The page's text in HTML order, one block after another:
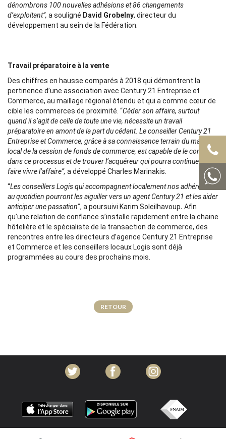
dénombrons 100 nouvelles adhésions et 86 changements
d’exploitant”, a souligné David Grobelny, directeur du
développement au sein de la Fédération.
Travail préparatoire à la vente
Des chiffres en hausse comparés à 2018 qui démontrent la
pertinence d’une association avec Century 21 Entreprise et
Commerce, au maillage régional étendu et qui a comme cœur de
cible les commerces de proximité. “Céder son affaire, surtout
quand il s’agit de celle de toute une vie, nécessite un travail
préparatoire en amont de la part du cédant. Le conseiller Century 21
Entreprise et Commerce, grâce à sa connaissance terrain du marché
local de la cession de fonds de commerce, est capable de le conseiller
dans ce processus et de trouver l’acquéreur qui pourra continuer à
faire vivre l’affaire”, a développé Charles Marinakis.
“Les conseillers Logis qui accompagnent localement nos adhérents
au quotidien pourront les aiguiller vers un agent Century 21 et les aider
anticiper une passation”, a poursuivi Karim Soleilhavoup. Afin
qu’une relation de confiance s’installe rapidement entre la chaine
hôtelière et le spécialiste de la transaction de commerce, des
rencontres entre les directeurs d’agence Century 21 Entreprise
et Commerce et les conseillers locaux Logis sont déjà
programmées au cours des prochains mois.
RETOUR